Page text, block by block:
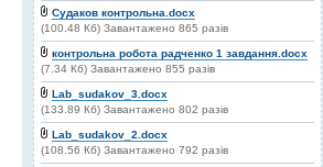
Судаков контрольна.docx
(100.48 Кб) Завантажено 865 разів
контрольна робота радченко 1 завдання.docx
(7.34 Кб) Завантажено 855 разів
Lab_sudakov_3.docx
(133.89 Кб) Завантажено 802 разів
Lab_sudakov_2.docx
(108.56 Кб) Завантажено 792 разів